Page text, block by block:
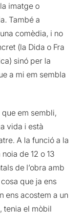
imatge o
També a
comèdia, i no
(la Dida o Fra
sinó per la
a mi em sembla
em sembli,
vida i està
A la funció a la
de 12 o 13
de l’obra amb
que ja ens
ens acostem a un
tenia el mòbil